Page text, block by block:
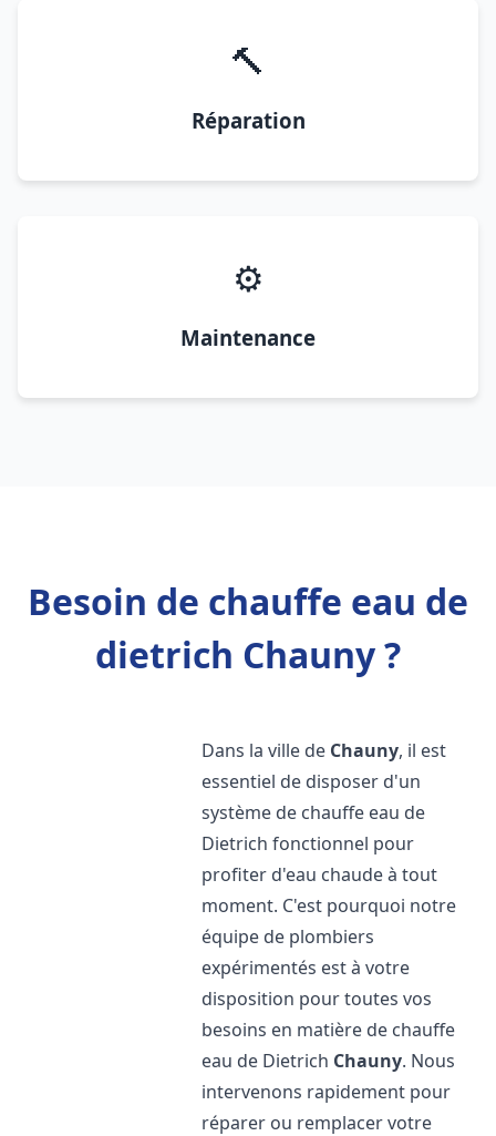
🔨
Réparation
⚙️
Maintenance
Besoin de chauffe eau de
dietrich Chauny ?
Dans la ville de Chauny, il est
essentiel de disposer d'un
système de chauffe eau de
Dietrich fonctionnel pour
profiter d'eau chaude à tout
moment. C'est pourquoi notre
équipe de plombiers
expérimentés est à votre
disposition pour toutes vos
besoins en matière de chauffe
eau de Dietrich Chauny. Nous
intervenons rapidement pour
réparer ou remplacer votre